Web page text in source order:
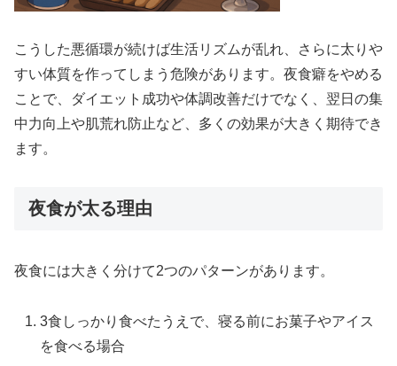
こうした悪循環が続けば生活リズムが乱れ、さらに太りや
すい体質を作ってしまう危険があります。夜食癖をやめる
ことで、ダイエット成功や体調改善だけでなく、翌日の集
中力向上や肌荒れ防止など、多くの効果が大きく期待でき
ます。
夜食が太る理由
夜食には大きく分けて2つのパターンがあります。
3食しっかり食べたうえで、寝る前にお菓子やアイス
を食べる場合